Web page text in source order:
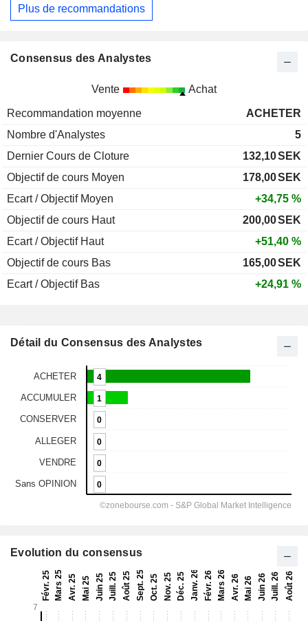
Plus de recommandations
Consensus des Analystes
Vente Achat
Recommandation moyenne
ACHETER
Nombre d'Analystes
5
Dernier Cours de Cloture
132,10SEK
Objectif de cours Moyen
178,00SEK
Ecart / Objectif Moyen
+34,75 %
Objectif de cours Haut
200,00SEK
Ecart / Objectif Haut
+51,40 %
Objectif de cours Bas
165,00SEK
Ecart / Objectif Bas
+24,91 %
Détail du Consensus des Analystes
Evolution du consensus